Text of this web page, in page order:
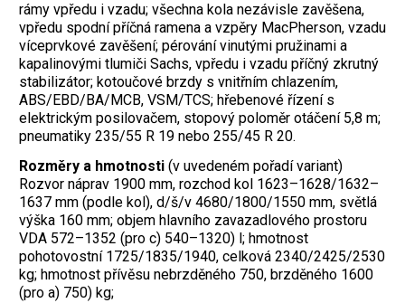
rámy vpředu i vzadu; všechna kola nezávisle zavěšena,
vpředu spodní příčná ramena a vzpěry MacPherson, vzadu
víceprvkové zavěšení; pérování vinutými pružinami a
kapalinovými tlumiči Sachs, vpředu i vzadu příčný zkrutný
stabilizátor; kotoučové brzdy s vnitřním chlazením,
ABS/EBD/BA/MCB, VSM/TCS; hřebenové řízení s
elektrickým posilovačem, stopový poloměr otáčení 5,8 m;
pneumatiky 235/55 R 19 nebo 255/45 R 20.
Rozměry a hmotnosti (v uvedeném pořadí variant)
Rozvor náprav 1900 mm, rozchod kol 1623–1628/1632–
1637 mm (podle kol), d/š/v 4680/1800/1550 mm, světlá
výška 160 mm; objem hlavního zavazadlového prostoru
VDA 572–1352 (pro c) 540–1320) l; hmotnost
pohotovostní 1725/1835/1940, celková 2340/2425/2530
kg; hmotnost přívěsu nebrzděného 750, brzděného 1600
(pro a) 750) kg;